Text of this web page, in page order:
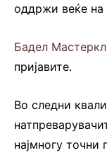
оддржи веќе на
Бадел
пријавите.
Во следни
најмногу